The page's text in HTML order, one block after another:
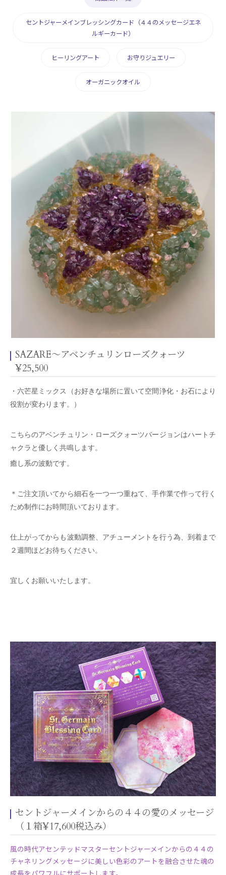
セントジャーメインブレッシングカード（４４のメッセージエネ
ルギーカード）
ヒーリングアート お守りジュエリー
オーガニックオイル
SAZARE～アベンチュリンローズクォーツ
¥25,500
・六芒星ミックス（お好きな場所に置いて空間浄化・お石により
役割が変わります。）
こちらのアベンチュリン・ローズクォーツバージョンはハートチ
ャクラと優しく共鳴します。
癒し系の波動です。
＊ご注文頂いてから細石を一つ一つ重ねて、手作業で作って行く
ため制作にお時間頂いております。
仕上がってからも波動調整、アチューメントを行う為、到着まで
２週間ほどお待ちください。
宜しくお願いいたします。
セントジャーメインからの４４の愛のメッセージ
（１箱¥17,600税込み）
風の時代アセンテッドマスターセントジャーメインからの４４の
チャネリングメッセージに美しい色彩のアートを融合させた魂の
成長をパワフルにサポートします。